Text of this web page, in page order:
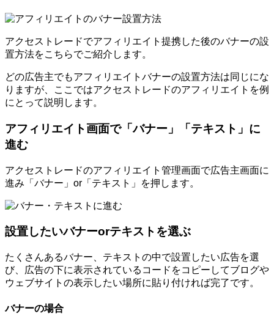
アクセストレードでアフィリエイト提携した後のバナーの設
置方法をこちらでご紹介します。
どの広告主でもアフィリエイトバナーの設置方法は同じにな
りますが、ここではアクセストレードのアフィリエイトを例
にとって説明します。
アフィリエイト画面で「バナー」「テキスト」に
進む
アクセストレードのアフィリエイト管理画面で広告主画面に
進み「バナー」or「テキスト」を押します。
設置したいバナーorテキストを選ぶ
たくさんあるバナー、テキストの中で設置したい広告を選
び、広告の下に表示されているコードをコピーしてブログや
ウェブサイトの表示したい場所に貼り付ければ完了です。
バナーの場合